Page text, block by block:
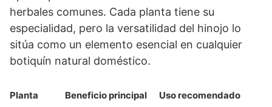
herbales comunes. Cada planta tiene su
especialidad, pero la versatilidad del hinojo lo
sitúa como un elemento esencial en cualquier
botiquín natural doméstico.
Planta Beneficio principal Uso recomendado